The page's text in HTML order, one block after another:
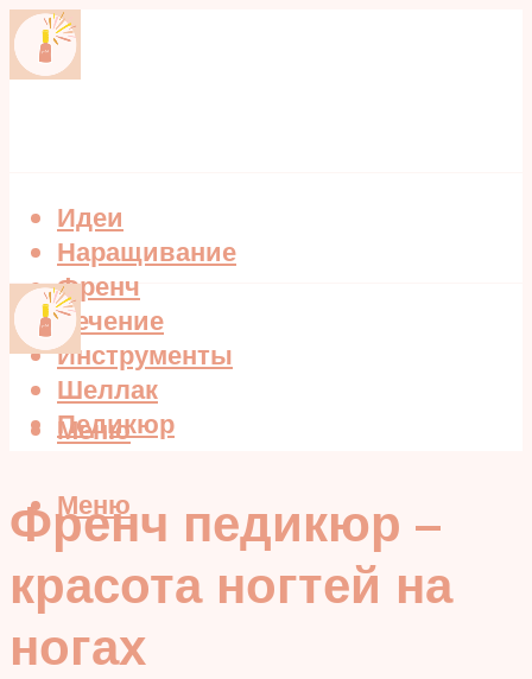
Идеи
Наращивание
Френч
Лечение
Инструменты
Шеллак
Педикюр
Меню
Меню
Френч педикюр –
красота ногтей на
ногах